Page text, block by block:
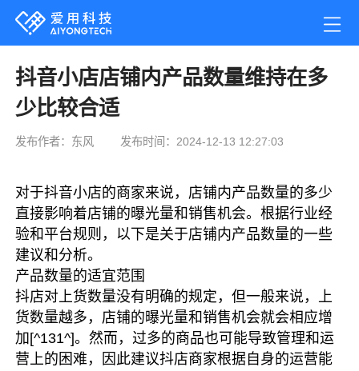
抖音小店店铺内产品数量维持在多
少比较合适
发布作者：东风 发布时间：2024-12-13 12:27:03
对于抖音小店的商家来说，店铺内产品数量的多少
直接影响着店铺的曝光量和销售机会。根据行业经
验和平台规则，以下是关于店铺内产品数量的一些
建议和分析。
产品数量的适宜范围
抖店对上货数量没有明确的规定，但一般来说，上
货数量越多，店铺的曝光量和销售机会就会相应增
加[^131^]。然而，过多的商品也可能导致管理和运
营上的困难，因此建议抖店商家根据自身的运营能